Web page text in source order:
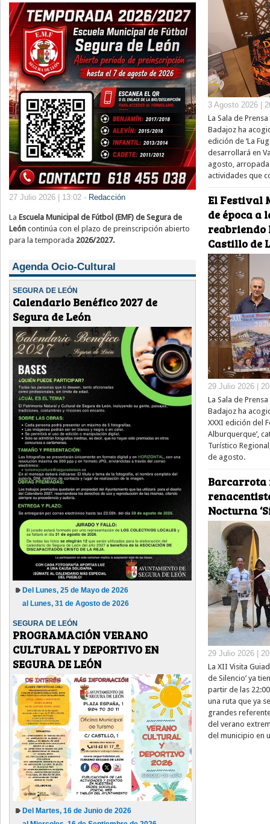
27 Julio 2026 | 13:02 - Redacción
La Escuela Municipal de Fútbol (EMF) de Segura de
León continúa con el plazo de preinscripción abierto
para la temporada 2026/2027.
Agenda Ocio-Cultural
SEGURA DE LEÓN
Calendario Benéfico 2027 de
Segura de León
Del Lunes, 25 de Mayo de 2026
al Lunes, 31 de Agosto de 2026
SEGURA DE LEÓN
PROGRAMACIÓN VERANO
CULTURAL Y DEPORTIVO EN
SEGURA DE LEÓN
Del Martes, 16 de Junio de 2026
3 Agosto 2026 |
La Sala de
Badajoz ha
edición de ‘La
desarrollará en
agosto,
actividades que
El Festival
de época a
reabriendo
Castillo de
29 Julio 2026 |
La Sala de
Badajoz ha
XXXI edición del
Alburquerque’,
Turístico
de agosto.
Barcarrota
Nocturna
29 Julio 2026 |
La XII Visita
de Silencio’ ya
partir de las
una ruta que ya
grandes
del verano
del municipio en